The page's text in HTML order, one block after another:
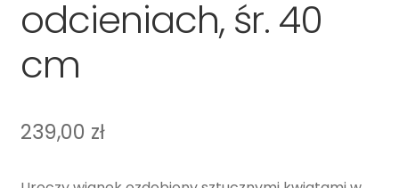
odcieniach, śr. 40
cm
239,00 zł